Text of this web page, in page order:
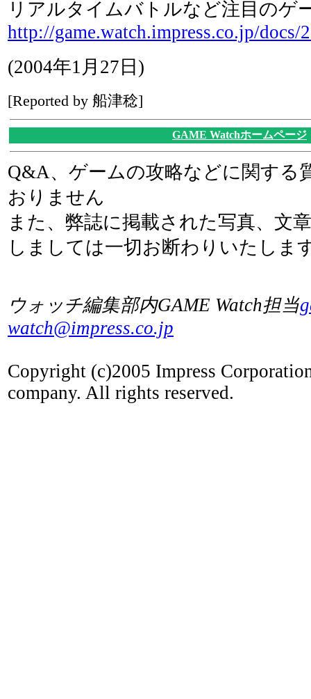
リアルタイムバトルなど注目のゲ
http://game.watch.impress.co.jp/docs/
(2004年1月27日)
[Reported by 船津稔]
GAME Watchホームページ
Q&A、ゲームの攻略などに関する
おりません
また、弊誌に掲載された写真、文
しましては一切お断わりいたしま
ウォッチ編集部内GAME Watch担当
watch@impress.co.jp
Copyright (c)2005 Impress
company. All rights reserved.